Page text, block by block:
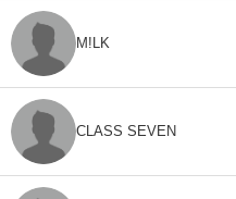
M!LK
CLASS SEVEN